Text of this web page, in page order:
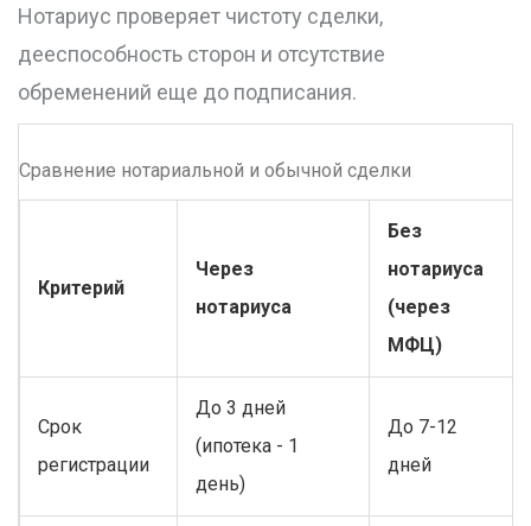
Нотариус проверяет чистоту сделки,
дееспособность сторон и отсутствие
обременений еще до подписания.
Сравнение нотариальной и обычной сделки
Критерий
Через
нотариуса
Без
нотариуса
(через
МФЦ)
Срок
регистрации
До 3 дней
(ипотека - 1
день)
До 7-12
дней